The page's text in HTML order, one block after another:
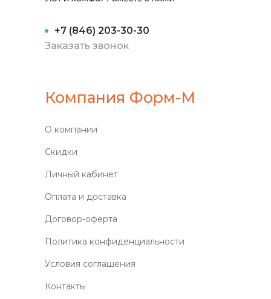
+7 (846) 203-30-30
Заказать звонок
Компания Форм-М
О компании
Скидки
Личный кабинет
Оплата и доставка
Договор-оферта
Политика конфиденциальности
Условия соглашения
Контакты